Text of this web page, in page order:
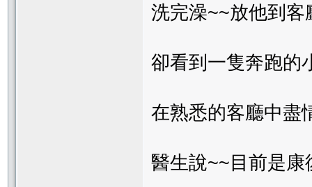
洗完澡~~放他到客
卻看到一隻奔跑的
在熟悉的客廳中盡
醫生說~~目前是康